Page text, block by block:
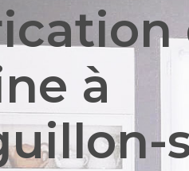
à